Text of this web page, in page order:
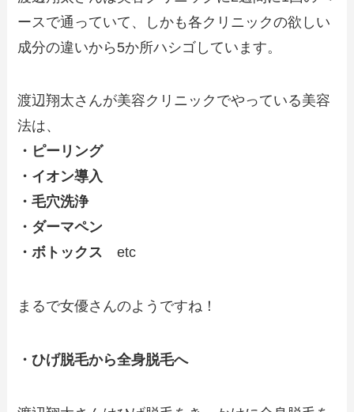
ースで通っていて、しかも各クリニックの欲しい
成分の違いから5か所ハシゴしています。
渡辺翔太さんが美容クリニックでやっている美容
法は、
・ピーリング
・イオン導入
・毛穴洗浄
・ダーマペン
・ボトックス etc
まるで女優さんのようですね！
・ひげ脱毛から全身脱毛へ